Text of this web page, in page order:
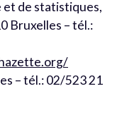
et de statistiques,
Bruxelles – tél.:
– tél.: 02/523 21